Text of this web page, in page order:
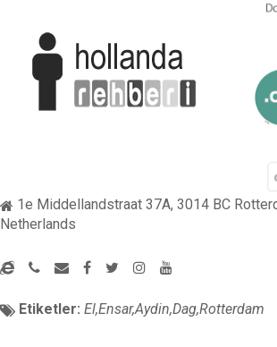
1e Middellandstraat 37A, 3014 BC
Netherlands
Etiketler: El,Ensar,Aydin,Dag,Rotterdam